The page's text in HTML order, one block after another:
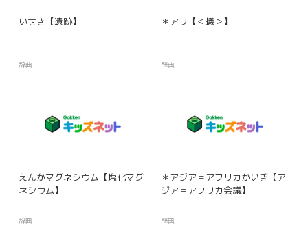
いせき【遺跡】
辞典
＊アリ【＜蟻＞】
辞典
えんかマグネシウム【塩化マグ
ネシウム】
辞典
＊アジア＝アフリカかいぎ【ア
ジア＝アフリカ会議】
辞典